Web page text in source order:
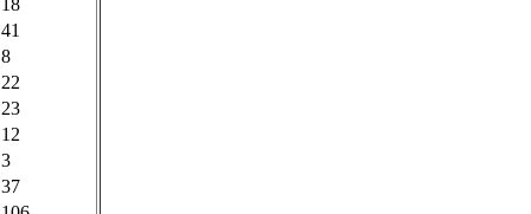
18
41
8
22
23
12
3
37